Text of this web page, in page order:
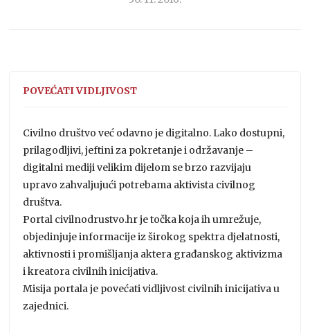
POVEĆATI VIDLJIVOST
Civilno društvo već odavno je digitalno. Lako dostupni,
prilagodljivi, jeftini za pokretanje i održavanje –
digitalni mediji velikim dijelom se brzo razvijaju
upravo zahvaljujući potrebama aktivista civilnog
društva.
Portal civilnodrustvo.hr je točka koja ih umrežuje,
objedinjuje informacije iz širokog spektra djelatnosti,
aktivnosti i promišljanja aktera građanskog aktivizma
i kreatora civilnih inicijativa.
Misija portala je povećati vidljivost civilnih inicijativa u
zajednici.